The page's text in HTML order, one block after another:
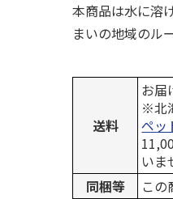
本商品は水に溶
まいの地域のル
送料
お届
※北
ペッ
いま
同梱等
この